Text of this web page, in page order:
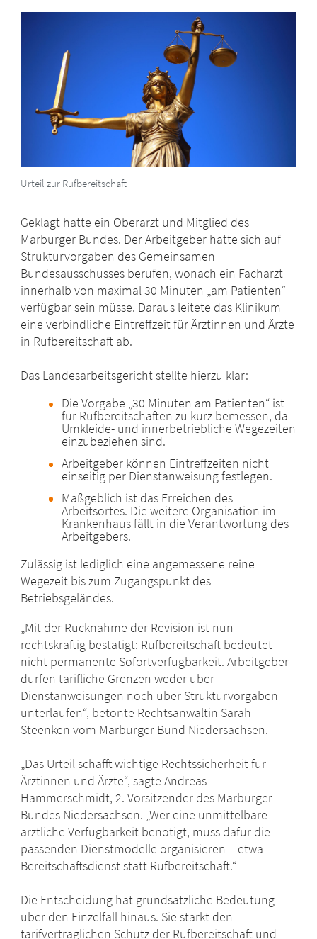
Urteil zur Rufbereitschaft
Geklagt hatte ein Oberarzt und Mitglied des
Marburger Bundes. Der Arbeitgeber hatte sich auf
Strukturvorgaben des Gemeinsamen
Bundesausschusses berufen, wonach ein Facharzt
innerhalb von maximal 30 Minuten „am Patienten“
verfügbar sein müsse. Daraus leitete das Klinikum
eine verbindliche Eintreffzeit für Ärztinnen und Ärzte
in Rufbereitschaft ab.
Das Landesarbeitsgericht stellte hierzu klar:
Die Vorgabe „30 Minuten am Patienten“ ist
für Rufbereitschaften zu kurz bemessen, da
Umkleide- und innerbetriebliche Wegezeiten
einzubeziehen sind.
Arbeitgeber können Eintreffzeiten nicht
einseitig per Dienstanweisung festlegen.
Maßgeblich ist das Erreichen des
Arbeitsortes. Die weitere Organisation im
Krankenhaus fällt in die Verantwortung des
Arbeitgebers.
Zulässig ist lediglich eine angemessene reine
Wegezeit bis zum Zugangspunkt des
Betriebsgeländes.
„Mit der Rücknahme der Revision ist nun
rechtskräftig bestätigt: Rufbereitschaft bedeutet
nicht permanente Sofortverfügbarkeit. Arbeitgeber
dürfen tarifliche Grenzen weder über
Dienstanweisungen noch über Strukturvorgaben
unterlaufen“, betonte Rechtsanwältin Sarah
Steenken vom Marburger Bund Niedersachsen.
„Das Urteil schafft wichtige Rechtssicherheit für
Ärztinnen und Ärzte“, sagte Andreas
Hammerschmidt, 2. Vorsitzender des Marburger
Bundes Niedersachsen. „Wer eine unmittelbare
ärztliche Verfügbarkeit benötigt, muss dafür die
passenden Dienstmodelle organisieren – etwa
Bereitschaftsdienst statt Rufbereitschaft.“
Die Entscheidung hat grundsätzliche Bedeutung
über den Einzelfall hinaus. Sie stärkt den
tarifvertraglichen Schutz der Rufbereitschaft und